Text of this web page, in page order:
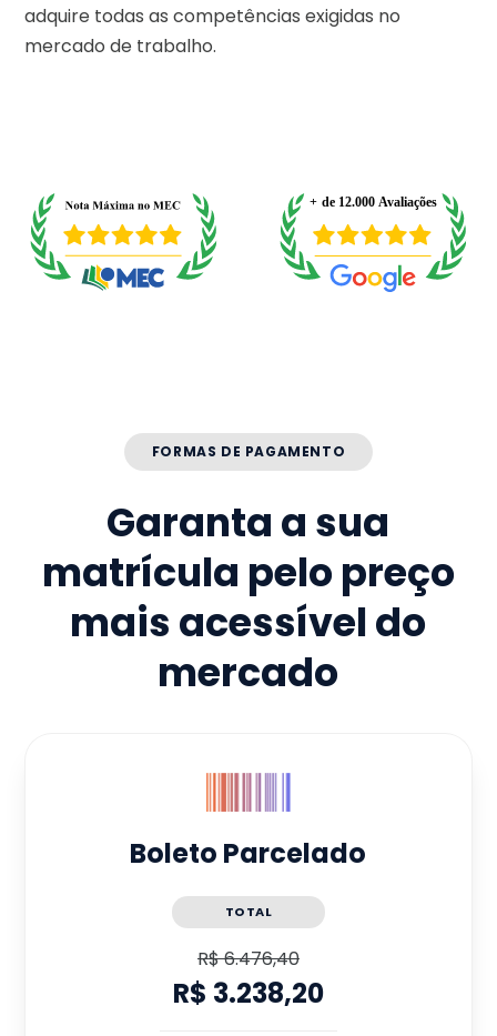
adquire todas as competências exigidas no
mercado de trabalho.
FORMAS DE PAGAMENTO
Garanta a sua
matrícula pelo preço
mais acessível do
mercado
Boleto Parcelado
TOTAL
R$ 6.476,40
R$ 3.238,20